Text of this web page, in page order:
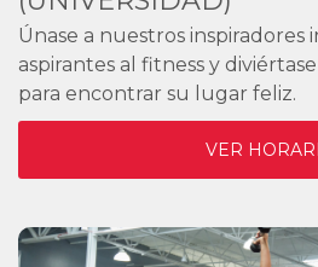
Únase a nuestros inspiradores
aspirantes al fitness y
para encontrar su lugar feliz.
VER